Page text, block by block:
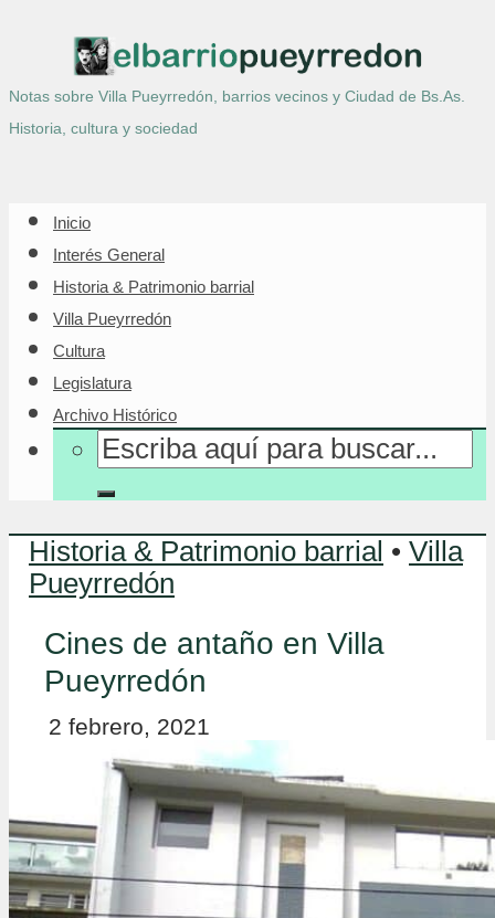
Notas sobre Villa Pueyrredón, barrios vecinos y Ciudad de Bs.As.
Historia, cultura y sociedad
Inicio
Interés General
Historia & Patrimonio barrial
Villa Pueyrredón
Cultura
Legislatura
Archivo Histórico
Historia & Patrimonio barrial • Villa
Pueyrredón
Cines de antaño en Villa
Pueyrredón
2 febrero, 2021